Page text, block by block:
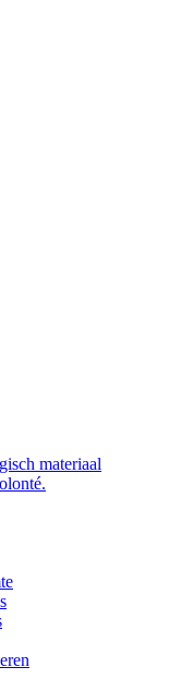
materiaal